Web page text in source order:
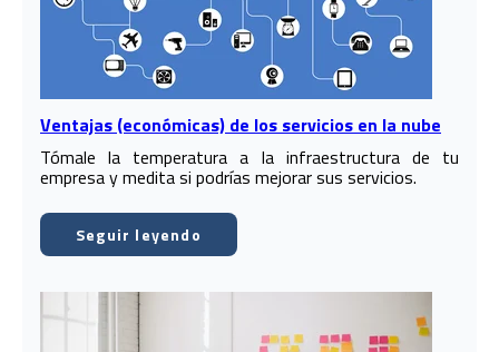
Ventajas (económicas) de los servicios en la nube
Tómale la temperatura a la infraestructura de tu
empresa y medita si podrías mejorar sus servicios.
Seguir leyendo